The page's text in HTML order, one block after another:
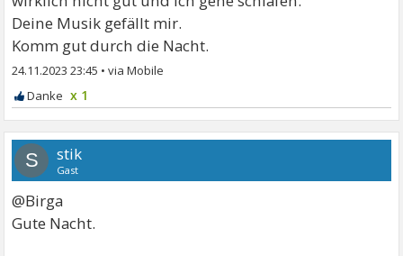
Deine Musik gefällt mir.
Komm gut durch die Nacht.
24.11.2023 23:45 •
x 1
S stik
Gast
@Birga
Gute Nacht.